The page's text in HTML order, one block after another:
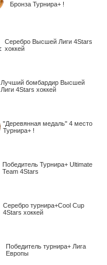
Бронза Турнира+ !
Серебро Высшей Лиги 4Stars
хоккей
Лучший бомбардир Высшей
Лиги 4Stars хоккей
"Деревянная медаль" 4 место
Турнира+ !
Победитель Турнира+ Ultimate
Team 4Stars
Серебро турнира+Cool Cup
4Stars хоккей
Победитель турнира+ Лига
Европы